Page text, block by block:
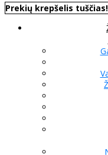
Prekių krepšelis tuščias!